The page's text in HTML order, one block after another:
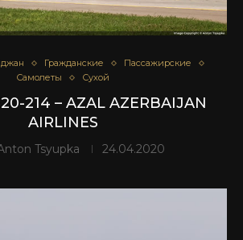
Гражданские
Пассажирские
Самолеты
Сухой
214 – AZAL AZERBAIJAN
AIRLINES
Tsyupka 24.04.2020